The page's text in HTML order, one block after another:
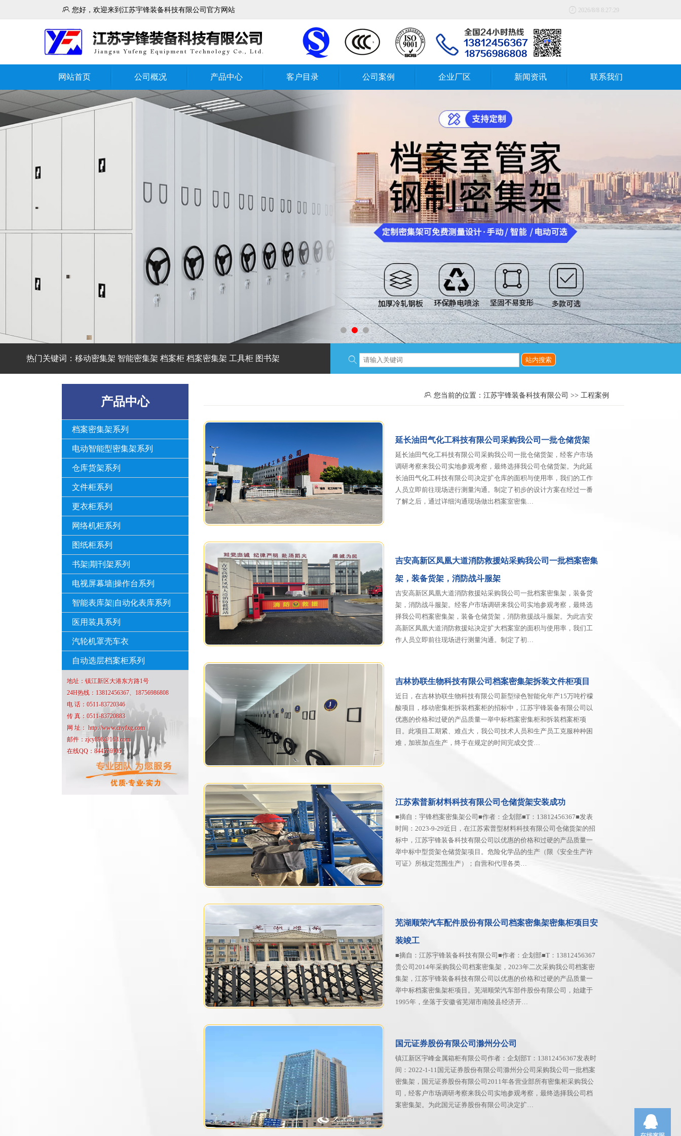
 您好，欢迎来到江苏宇锋装备科技有限公司官方网站  2026/8/8 8:27:29
网站首页 公司概况 产品中心 客户目录 公司案例 企业厂区 新闻资讯 联系我们
热门关键词：移动密集架 智能密集架 档案柜 档案密集架 工具柜 图书架 
产品中心
档案密集架系列
电动智能型密集架系列
仓库货架系列
文件柜系列
更衣柜系列
网络机柜系列
图纸柜系列
书架|期刊架系列
电视屏幕墙|操作台系列
智能表库架|自动化表库系列
医用装具系列
汽轮机罩壳车衣
自动选层档案柜系列
地址：镇江新区大港东方路1号
24H热线：13812456367、18756986808
电 话：0511-83720346
传 真：0511-83720883
网 址： http://www.cnyfxg.com
邮件：zjcy898@163.com
在线QQ：844576905
 您当前的位置：江苏宇锋装备科技有限公司 >> 工程案例
延长油田气化工科技有限公司采购我公司一批仓储货架
延长油田气化工科技有限公司采购我公司一批仓储货架，经客户市场
调研考察来我公司实地参观考察，最终选择我公司仓储货架。为此延
长油田气化工科技有限公司决定扩仓库的面积与使用率，我们的工作
人员立即前往现场进行测量沟通。制定了初步的设计方案在经过一番
了解之后，通过详细沟通现场做出档案室密集…
吉安高新区凤凰大道消防救援站采购我公司一批档案密集
架，装备货架，消防战斗服架
吉安高新区凤凰大道消防救援站采购我公司一批档案密集架，装备货
架，消防战斗服架。经客户市场调研来我公司实地参观考察，最终选
择我公司档案密集架，装备仓储货架，消防救援战斗服架。为此吉安
高新区凤凰大道消防救援站决定扩大档案室的面积与使用率，我们工
作人员立即前往现场进行测量沟通。制定了初…
吉林协联生物科技有限公司档案密集架拆装文件柜项目
近日，在吉林协联生物科技有限公司新型绿色智能化年产15万吨柠檬
酸项目，移动密集柜拆装档案柜的招标中，江苏宇锋装备有限公司以
优惠的价格和过硬的产品质量一举中标档案密集柜和拆装档案柜项
目。此项目工期紧、难点大，我公司技术人员和生产员工克服种种困
难，加班加点生产，终于在规定的时间完成交货…
江苏索普新材料科技有限公司仓储货架安装成功
■摘自：宇锋档案密集架公司■作者：企划部■T：13812456367■发表
时间：2023-9-29近日，在江苏索普型材料科技有限公司仓储货架的招
标中，江苏宇锋装备科技有限公司以优惠的价格和过硬的产品质量一
举中标中型货架仓储货架项目。危险化学品的生产（限《安全生产许
可证》所核定范围生产）；自营和代理各类…
芜湖顺荣汽车配件股份有限公司档案密集架密集柜项目安
装竣工
■摘自：江苏宇锋装备科技有限公司■作者：企划部■T：13812456367
贵公司2014年采购我公司档案密集架，2023年二次采购我公司档案密
集架，江苏宇锋装备科技有限公司以优惠的价格和过硬的产品质量一
举中标档案密集架柜项目。芜湖顺荣汽车部件股份有限公司，始建于
1995年，坐落于安徽省芜湖市南陵县经济开…
国元证券股份有限公司滁州分公司
镇江新区宇峰金属箱柜有限公司作者：企划部T：13812456367发表时
间：2022-1-11国元证券股份有限公司滁州分公司采购我公司一批档案
密集架，国元证券股份有限公司2011年各营业部所有密集柜采购我公
司，经客户市场调研考察来我公司实地参观考察，最终选择我公司档
案密集架。为此国元证券股份有限公司决定扩…